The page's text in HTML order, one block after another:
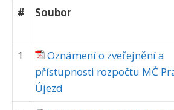
# Soubor
1
Oznámení o zveřejnění a
přístupnosti rozpočtu MČ
Újezd